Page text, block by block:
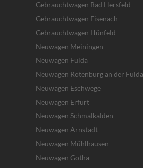
Gebrauchtwagen Bad Hersfeld
Gebrauchtwagen Eisenach
Gebrauchtwagen Hünfeld
Neuwagen Meiningen
Neuwagen Fulda
Neuwagen Rotenburg an der Fulda
Neuwagen Eschwege
Neuwagen Erfurt
Neuwagen Schmalkalden
Neuwagen Arnstadt
Neuwagen Mühlhausen
Neuwagen Gotha